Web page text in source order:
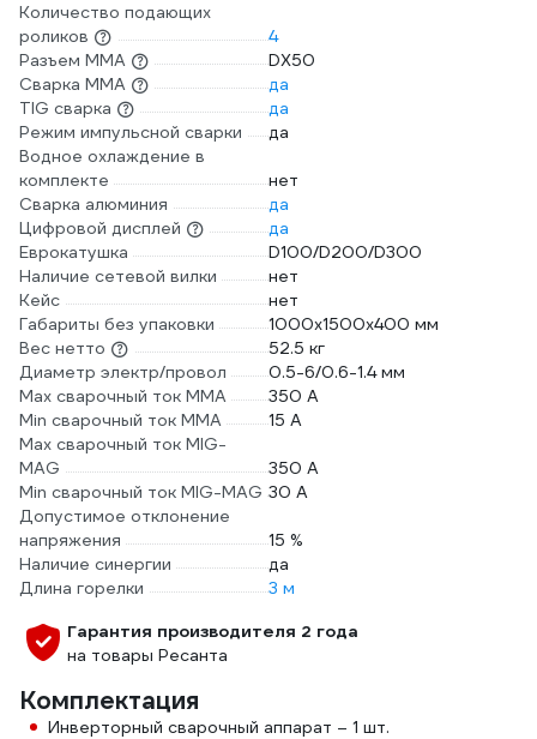
Количество подающих
роликов
4
Разъем ММА
DX50
Сварка ММА
да
TIG сварка
да
Режим импульсной сварки
да
Водное охлаждение в
комплекте
нет
Сварка алюминия
да
Цифровой дисплей
да
Еврокатушка
D100/D200/D300
Наличие сетевой вилки
нет
Кейс
нет
Габариты без упаковки
1000x1500x400 мм
Вес нетто
52.5 кг
Диаметр электр/провол
0.5-6/0.6-1.4 мм
Max сварочный ток ММА
350 А
Min сварочный ток ММА
15 А
Max сварочный ток MIG-
MAG
350 А
Min сварочный ток MIG-MAG 30 А
Допустимое отклонение
напряжения
15 %
Наличие синергии
да
Длина горелки
3 м
Гарантия производителя 2 года
на товары Ресанта
Комплектация
Инверторный сварочный аппарат – 1 шт.